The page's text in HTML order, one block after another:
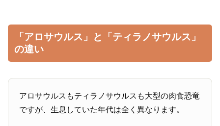
「アロサウルス」と「ティラノサウルス」
の違い
アロサウルスもティラノサウルスも大型の肉食恐竜
ですが、生息していた年代は全く異なります。